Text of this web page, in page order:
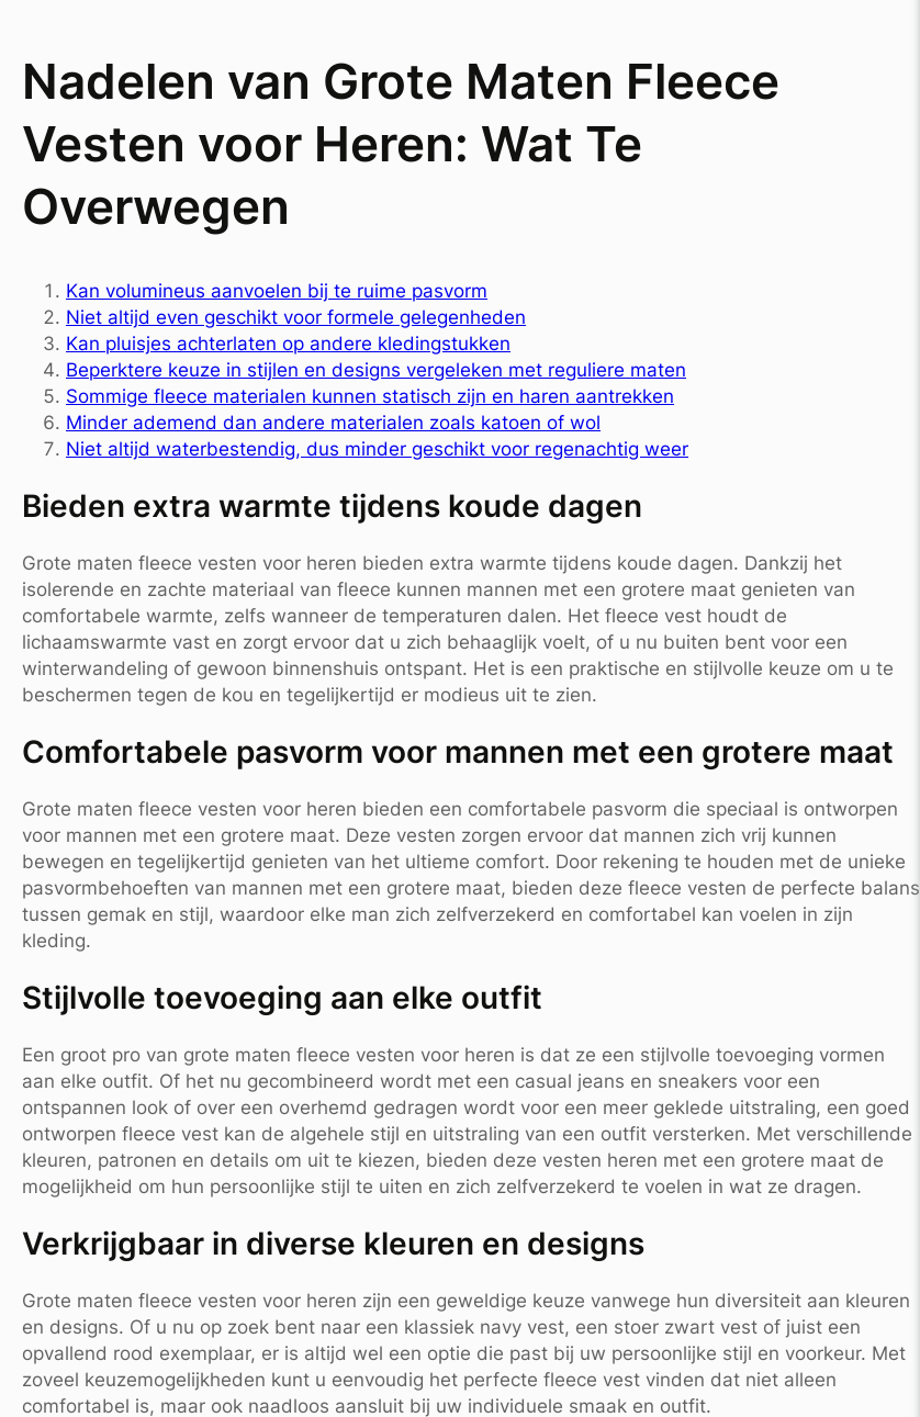
Nadelen van Grote Maten Fleece
Vesten voor Heren: Wat Te
Overwegen
Kan volumineus aanvoelen bij te ruime pasvorm
Niet altijd even geschikt voor formele gelegenheden
Kan pluisjes achterlaten op andere kledingstukken
Beperktere keuze in stijlen en designs vergeleken met reguliere maten
Sommige fleece materialen kunnen statisch zijn en haren aantrekken
Minder ademend dan andere materialen zoals katoen of wol
Niet altijd waterbestendig, dus minder geschikt voor regenachtig weer
Bieden extra warmte tijdens koude dagen
Grote maten fleece vesten voor heren bieden extra warmte tijdens koude dagen. Dankzij het
isolerende en zachte materiaal van fleece kunnen mannen met een grotere maat genieten van
comfortabele warmte, zelfs wanneer de temperaturen dalen. Het fleece vest houdt de
lichaamswarmte vast en zorgt ervoor dat u zich behaaglijk voelt, of u nu buiten bent voor een
winterwandeling of gewoon binnenshuis ontspant. Het is een praktische en stijlvolle keuze om u te
beschermen tegen de kou en tegelijkertijd er modieus uit te zien.
Comfortabele pasvorm voor mannen met een grotere maat
Grote maten fleece vesten voor heren bieden een comfortabele pasvorm die speciaal is ontworpen
voor mannen met een grotere maat. Deze vesten zorgen ervoor dat mannen zich vrij kunnen
bewegen en tegelijkertijd genieten van het ultieme comfort. Door rekening te houden met de unieke
pasvormbehoeften van mannen met een grotere maat, bieden deze fleece vesten de perfecte balans
tussen gemak en stijl, waardoor elke man zich zelfverzekerd en comfortabel kan voelen in zijn
kleding.
Stijlvolle toevoeging aan elke outfit
Een groot pro van grote maten fleece vesten voor heren is dat ze een stijlvolle toevoeging vormen
aan elke outfit. Of het nu gecombineerd wordt met een casual jeans en sneakers voor een
ontspannen look of over een overhemd gedragen wordt voor een meer geklede uitstraling, een goed
ontworpen fleece vest kan de algehele stijl en uitstraling van een outfit versterken. Met verschillende
kleuren, patronen en details om uit te kiezen, bieden deze vesten heren met een grotere maat de
mogelijkheid om hun persoonlijke stijl te uiten en zich zelfverzekerd te voelen in wat ze dragen.
Verkrijgbaar in diverse kleuren en designs
Grote maten fleece vesten voor heren zijn een geweldige keuze vanwege hun diversiteit aan kleuren
en designs. Of u nu op zoek bent naar een klassiek navy vest, een stoer zwart vest of juist een
opvallend rood exemplaar, er is altijd wel een optie die past bij uw persoonlijke stijl en voorkeur. Met
zoveel keuzemogelijkheden kunt u eenvoudig het perfecte fleece vest vinden dat niet alleen
comfortabel is, maar ook naadloos aansluit bij uw individuele smaak en outfit.